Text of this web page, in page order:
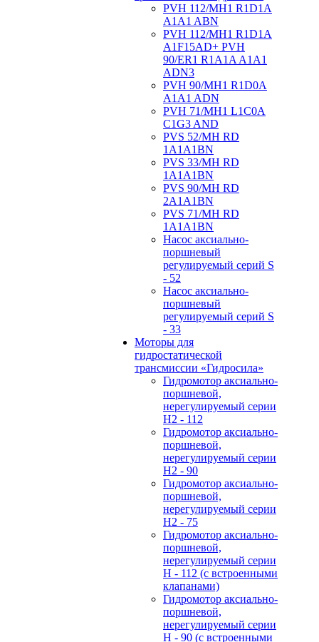
PVH 112/MH1 R1D1A
A1A1 ABN
PVH 112/MH1 R1D1A
A1F15AD+ PVH
90/ER1 R1A1A A1A1
ADN3
PVH 90/MH1 R1D0A
A1A1 ADN
PVH 71/MH1 L1C0A
C1G3 AND
PVS 52/MH RD
1A1A1BN
PVS 33/MH RD
1A1A1BN
PVS 90/MH RD
2A1A1BN
PVS 71/MH RD
1A1A1BN
Hасос аксиально-
поршневый
регулируемый серий S
- 52
Hасос аксиально-
поршневый
регулируемый серий S
- 33
Моторы для
гидростатической
трансмиссии «Гидросила»
Гидромотор аксиально-
поршневой,
нерегулируемый cерии
H2 - 112
Гидромотор аксиально-
поршневой,
нерегулируемый cерии
H2 - 90
Гидромотор аксиально-
поршневой,
нерегулируемый cерии
H2 - 75
Гидромотор аксиально-
поршневой,
нерегулируемый cерии
H - 112 (с встроенными
клапанами)
Гидромотор аксиально-
поршневой,
нерегулируемый cерии
H - 90 (с встроенными